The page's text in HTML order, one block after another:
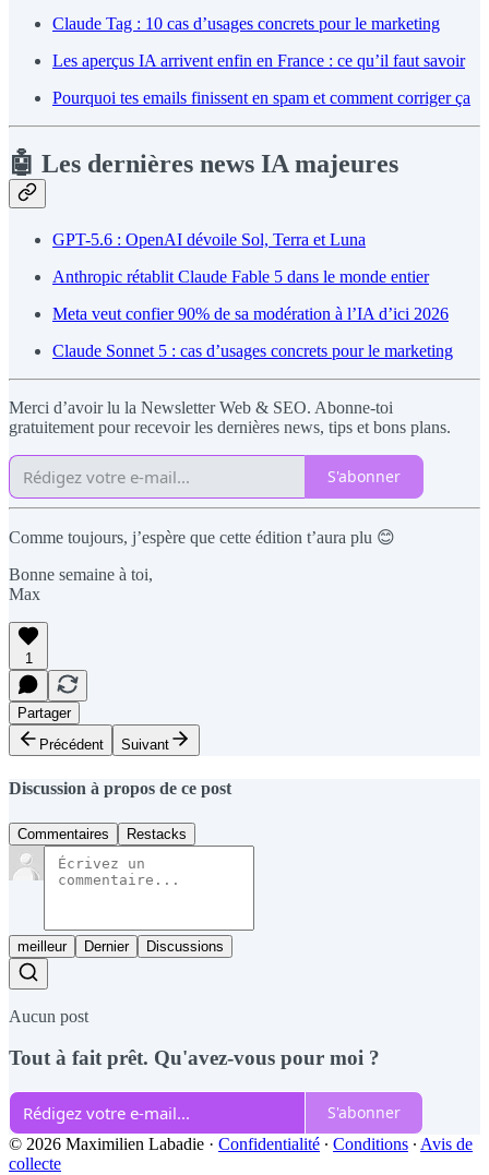
Claude Tag : 10 cas d’usages concrets pour le marketing
Les aperçus IA arrivent enfin en France : ce qu’il faut savoir
Pourquoi tes emails finissent en spam et comment corriger ça
🤖 Les dernières news IA majeures
GPT-5.6 : OpenAI dévoile Sol, Terra et Luna
Anthropic rétablit Claude Fable 5 dans le monde entier
Meta veut confier 90% de sa modération à l’IA d’ici 2026
Claude Sonnet 5 : cas d’usages concrets pour le marketing
Merci d’avoir lu la Newsletter Web & SEO. Abonne-toi
gratuitement pour recevoir les dernières news, tips et bons plans.
S'abonner
Comme toujours, j’espère que cette édition t’aura plu 😊
Bonne semaine à toi,
Max
1
Partager
Précédent
Suivant
Discussion à propos de ce post
Commentaires Restacks
meilleur Dernier Discussions
Aucun post
Tout à fait prêt. Qu'avez-vous pour moi ?
S'abonner
© 2026 Maximilien Labadie · Confidentialité ∙ Conditions ∙ Avis de
collecte